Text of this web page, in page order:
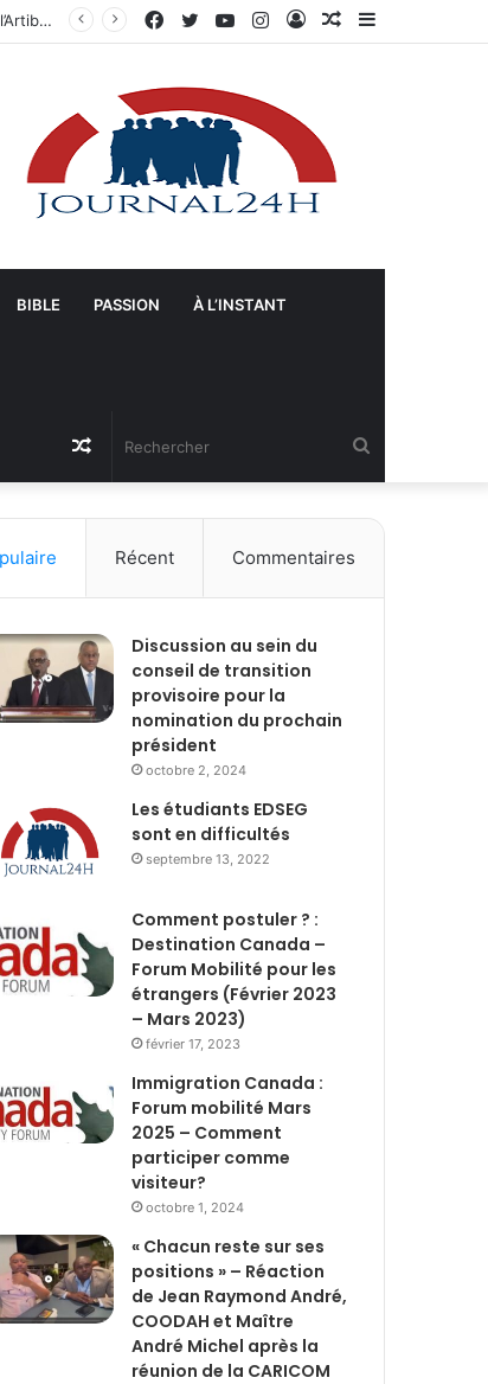
Gonaïves : Arrivée massive de véhicules blindés et d’un contingent sri-lankais de la FRG dans l’Artibonite
Article
Connexion
Instagram
YouTube
Twitter
Facebook
BIBLE PASSION À L’INSTANT
Article
Aléatoire
Récent Commentaires
Discussion au sein du
conseil de transition
provisoire pour la
nomination du prochain
président
octobre 2, 2024
Les étudiants EDSEG
sont en difficultés
septembre 13, 2022
Comment postuler ? :
Destination Canada –
Forum Mobilité pour les
étrangers (Février 2023
– Mars 2023)
février 17, 2023
Immigration Canada :
Forum mobilité Mars
2025 – Comment
participer comme
visiteur?
octobre 1, 2024
« Chacun reste sur ses
positions » – Réaction
de Jean Raymond André,
COODAH et Maître
André Michel après la
réunion de la CARICOM